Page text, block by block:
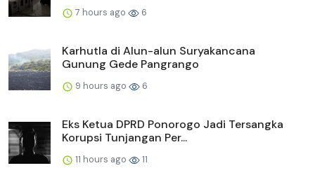
7 hours ago 6
Karhutla di Alun-alun Suryakancana
Gunung Gede Pangrango
9 hours ago 6
Eks Ketua DPRD Ponorogo Jadi Tersangka
Korupsi Tunjangan Per...
11 hours ago 11